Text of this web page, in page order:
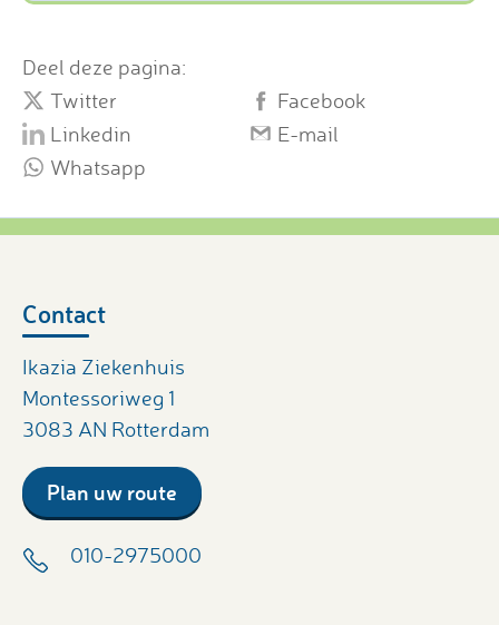
Deel deze pagina:
Twitter
Facebook
Linkedin
E-mail
Whatsapp
Contact
Ikazia Ziekenhuis
Montessoriweg 1
3083 AN Rotterdam
Plan uw route
010-2975000